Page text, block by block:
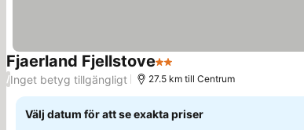
Fjaerland Fjellstove2 Stjärnor
/Inget betyg tillgängligt 27.5 km till Centrum
Välj datum för att se exakta priser